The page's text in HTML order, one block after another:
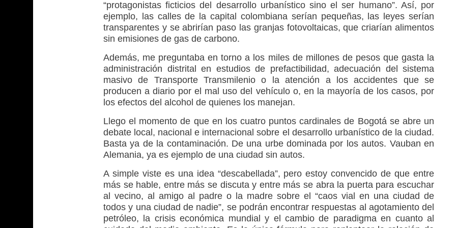
“protagonistas ficticios del desarrollo urbanístico sino el ser humano”. Así, por
ejemplo, las calles de la capital colombiana serían pequeñas, las leyes serían
transparentes y se abrirían paso las granjas fotovoltaicas, que criarían alimentos
sin emisiones de gas de carbono.
Además, me preguntaba en torno a los miles de millones de pesos que gasta la
administración distrital en estudios de prefactibilidad, adecuación del sistema
masivo de Transporte Transmilenio o la atención a los accidentes que se
producen a diario por el mal uso del vehículo o, en la mayoría de los casos, por
los efectos del alcohol de quienes los manejan.
Llego el momento de que en los cuatro puntos cardinales de Bogotá se abre un
debate local, nacional e internacional sobre el desarrollo urbanístico de la ciudad.
Basta ya de la contaminación. De una urbe dominada por los autos. Vauban en
Alemania, ya es ejemplo de una ciudad sin autos.
A simple viste es una idea “descabellada”, pero estoy convencido de que entre
más se hable, entre más se discuta y entre más se abra la puerta para escuchar
al vecino, al amigo al padre o la madre sobre el “caos vial en una ciudad de
todos y una ciudad de nadie”, se podrán encontrar respuestas al agotamiento del
petróleo, la crisis económica mundial y el cambio de paradigma en cuanto al